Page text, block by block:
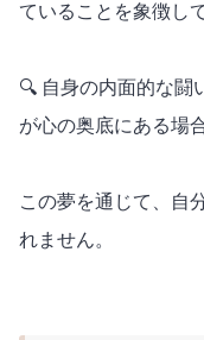
ていることを象徴し
🔍 自身の内面的な闘
が心の奥底にある場
この夢を通じて、自
れません。